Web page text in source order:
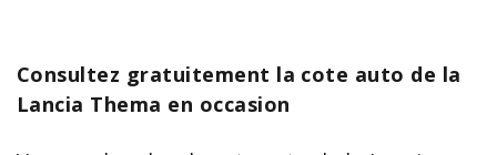
Consultez gratuitement la cote auto de la
Lancia Thema en occasion